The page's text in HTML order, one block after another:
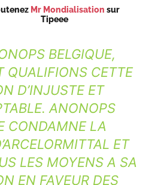
Mr Mondialisation sur
Tipeee
BELGIQUE,
QUALIFIONS CETTE
D’INJUSTE ET
ANONOPS
CONDAMNE LA
ET
LES MOYENS A SA
EN FAVEUR DES